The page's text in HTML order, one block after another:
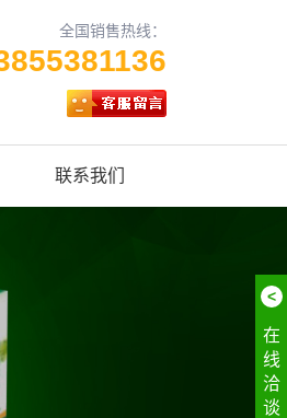
全国销售热线：
联系我们
<
在
线
洽
谈